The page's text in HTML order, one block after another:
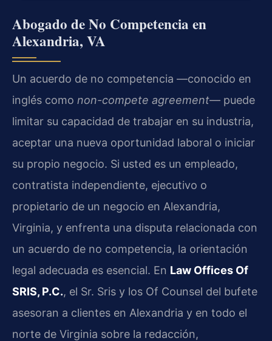
Abogado de No Competencia en
Alexandria, VA
Un acuerdo de no competencia —conocido en
inglés como non-compete agreement— puede
limitar su capacidad de trabajar en su industria,
aceptar una nueva oportunidad laboral o iniciar
su propio negocio. Si usted es un empleado,
contratista independiente, ejecutivo o
propietario de un negocio en Alexandria,
Virginia, y enfrenta una disputa relacionada con
un acuerdo de no competencia, la orientación
legal adecuada es esencial. En Law Offices Of
SRIS, P.C., el Sr. Sris y los Of Counsel del bufete
asesoran a clientes en Alexandria y en todo el
norte de Virginia sobre la redacción,